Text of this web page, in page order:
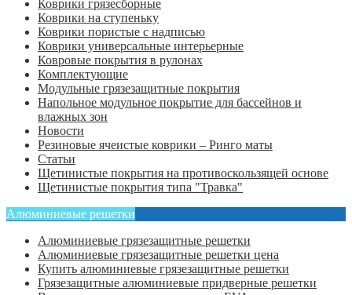
Коврики грязесборные
Коврики на ступеньку
Коврики пористые с надписью
Коврики универсальные интерьерные
Ковровые покрытия в рулонах
Комплектующие
Модульные грязезащитные покрытия
Напольное модульное покрытие для бассейнов и
влажных зон
Новости
Резиновые ячеистые коврики – Ринго маты
Статьи
Щетинистые покрытия на противоскользящей основе
Щетинистые покрытия типа "Травка"
Алюминиевые решетки
Алюминиевые грязезащитные решетки
Алюминиевые грязезащитные решетки цена
Купить алюминиевые грязезащитные решетки
Грязезащитные алюминиевые придверные решетки